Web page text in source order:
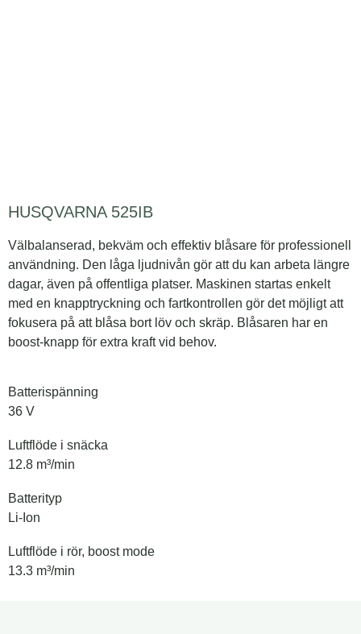
HUSQVARNA 525IB
Välbalanserad, bekväm och effektiv blåsare för professionell
användning. Den låga ljudnivån gör att du kan arbeta längre
dagar, även på offentliga platser. Maskinen startas enkelt
med en knapptryckning och fartkontrollen gör det möjligt att
fokusera på att blåsa bort löv och skräp. Blåsaren har en
boost-knapp för extra kraft vid behov.
Batterispänning
36 V
Luftflöde i snäcka
12.8 m³/min
Batterityp
Li-Ion
Luftflöde i rör, boost mode
13.3 m³/min